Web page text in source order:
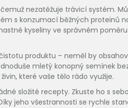
nezatěžuje trávicí systém.
s konzumací běžných proteinů
kyseliny ve správném
produktu – neměl by
mletý konopný semínek
které vaše tělo rádo využije.
složité recepty. Zkuste ho s
jeho všestrannosti se rychle